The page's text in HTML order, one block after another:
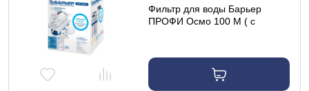
Фильтр для воды Барьер
ПРОФИ Осмо 100 М ( с